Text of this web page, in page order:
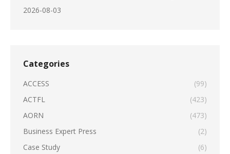
2026-08-03
Categories
ACCESS
(99)
ACTFL
(423)
AORN
(473)
Business Expert Press
(2)
Case Study
(6)